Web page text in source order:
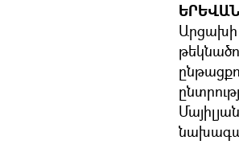
Արցախի